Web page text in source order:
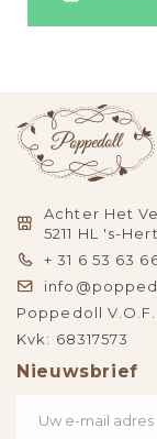
Achter Het
5211 HL 's-
+ 31 6 53 63
Poppedoll V.O.F.
Kvk: 68317573
Nieuwsbrief